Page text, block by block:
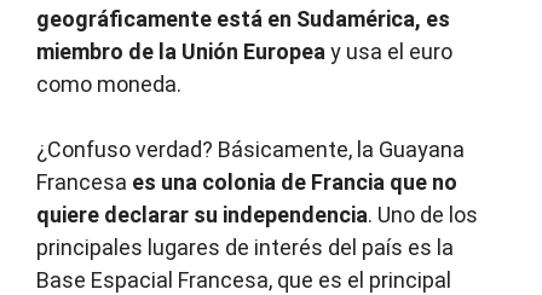
geográficamente está en Sudamérica, es
miembro de la Unión Europea y usa el euro
como moneda.
¿Confuso verdad? Básicamente, la Guayana
Francesa es una colonia de Francia que no
quiere declarar su independencia. Uno de los
principales lugares de interés del país es la
Base Espacial Francesa, que es el principal